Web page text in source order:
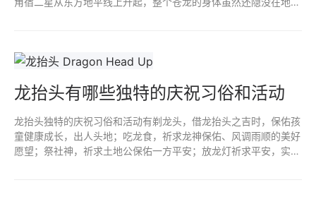
龙抬头有哪些独特的庆祝习俗和活动
龙抬头独特的庆祝习俗和活动有剃龙头，借龙抬头之吉时，保佑孩
童健康成长，出人头地；吃龙食，祈求龙神保佑、风调雨顺的美好
愿望；祭社神，祈求土地公保佑一方平安；放龙灯祈求平安，实现